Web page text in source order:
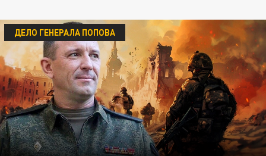
ДЕЛО ГЕНЕРАЛА ПОПОВА